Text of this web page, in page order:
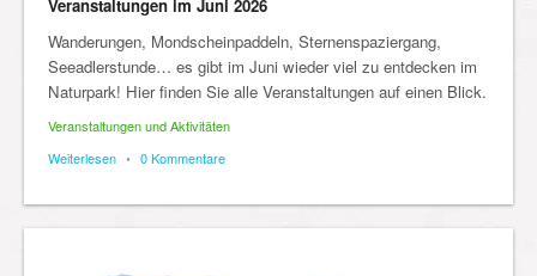
Veranstaltungen im Juni 2026
Wanderungen, Mondscheinpaddeln, Sternenspaziergang,
Seeadlerstunde… es gibt im Juni wieder viel zu entdecken im
Naturpark! Hier finden Sie alle Veranstaltungen auf einen Blick.
Veranstaltungen und Aktivitäten
Weiterlesen • 0 Kommentare